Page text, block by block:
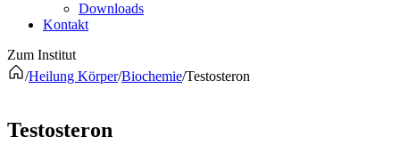
Downloads
Kontakt
Zum Institut
/Heilung Körper/Biochemie/Testosteron
Testosteron